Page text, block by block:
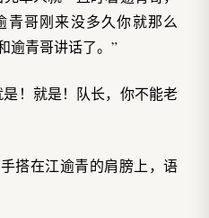
青哥刚来没多久你就那么
逾青哥讲话了。”
！就是！队长，你不能老
搭在江逾青的肩膀上，语